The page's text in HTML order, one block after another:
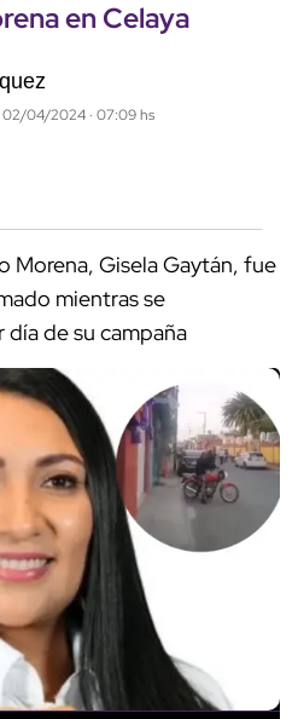
en Celaya
02/04/2024 · 07:09 hs
Morena, Gisela Gaytán, fue
mientras se
de su campaña